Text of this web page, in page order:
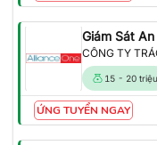
Giám Sát
15 - 20 triệu
ỨNG TUYỂN NGAY